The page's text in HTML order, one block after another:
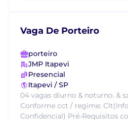
Vaga De Porteiro
porteiro
JMP Itapevi
Presencial
Itapevi / SP
04 vagas diurno & noturno. &
Conforme cct / regime:
Confidencial) Pré-Requisitos